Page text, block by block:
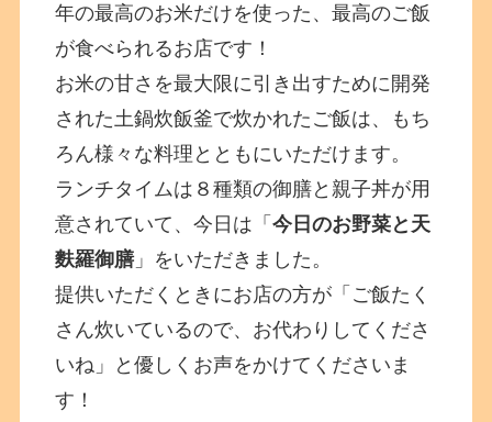
年の最高のお米だけを使った、最高のご飯
が食べられるお店です！
お米の甘さを最大限に引き出すために開発
された土鍋炊飯釜で炊かれたご飯は、もち
ろん様々な料理とともにいただけます。
ランチタイムは８種類の御膳と親子丼が用
意されていて、今日は「今日のお野菜と天
麩羅御膳」をいただきました。
提供いただくときにお店の方が「ご飯たく
さん炊いているので、お代わりしてくださ
いね」と優しくお声をかけてくださいま
す！